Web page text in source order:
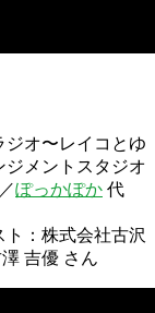
オ〜レイコとゆ
メントスタジオ
ぽっかぽか 代
：株式会社古沢
吉優 さん